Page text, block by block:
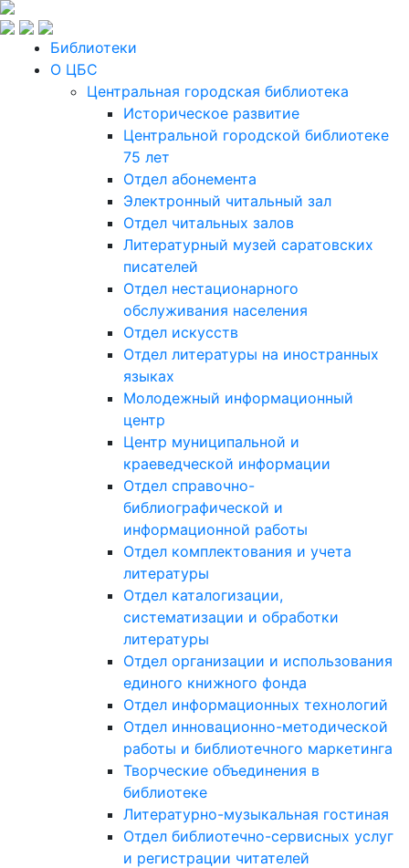
Библиотеки
О ЦБС
Центральная городская библиотека
Историческое развитие
Центральной городской библиотеке
75 лет
Отдел абонемента
Электронный читальный зал
Отдел читальных залов
Литературный музей саратовских
писателей
Отдел нестационарного
обслуживания населения
Отдел искусств
Отдел литературы на иностранных
языках
Молодежный информационный
центр
Центр муниципальной и
краеведческой информации
Отдел справочно-
библиографической и
информационной работы
Отдел комплектования и учета
литературы
Отдел каталогизации,
систематизации и обработки
литературы
Отдел организации и использования
единого книжного фонда
Отдел информационных технологий
Отдел инновационно-методической
работы и библиотечного маркетинга
Творческие объединения в
библиотеке
Литературно-музыкальная гостиная
Отдел библиотечно-сервисных услуг
и регистрации читателей